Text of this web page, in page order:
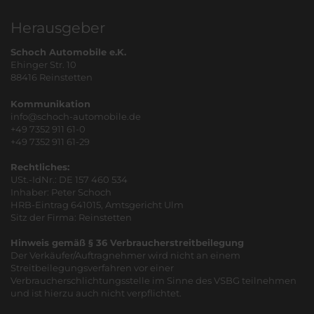
Herausgeber
Schoch Automobile e.K.
Ehinger Str. 10
88416 Reinstetten
Kommunikation
info@schoch-automobile.de
+49 7352 911 61-0
+49 7352 911 61-29
Rechtliches:
USt.-IdNr.: DE 157 460 534
Inhaber: Peter Schoch
HRB-Eintrag 641015, Amtsgericht Ulm
Sitz der Firma: Reinstetten
Hinweis gemäß § 36 Verbraucherstreitbeilegung
Der Verkäufer/Auftragnehmer wird nicht an einem
Streitbeilegungsverfahren vor einer
Verbraucherschlichtungsstelle im Sinne des VSBG teilnehmen
und ist hierzu auch nicht verpflichtet.